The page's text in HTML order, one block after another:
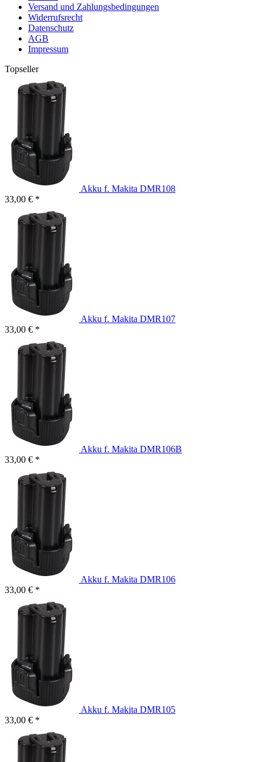
Versand und Zahlungsbedingungen
Widerrufsrecht
Datenschutz
AGB
Impressum
Topseller
Akku f. Makita DMR108
33,00 € *
Akku f. Makita DMR107
33,00 € *
Akku f. Makita DMR106B
33,00 € *
Akku f. Makita DMR106
33,00 € *
Akku f. Makita DMR105
33,00 € *